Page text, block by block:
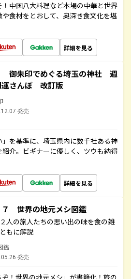
中国八大料理など本場の中華と世界
食材をとおして、奥深き食文化を堪
詳細を見る
御朱印でめぐる埼玉の神社 週
運さんぽ 改訂版
発売
」を基準に、埼玉県内に数千社ある神
介。ビギナーに優しく、ツウも納得
詳細を見る
７ 世界の地元メシ図鑑
人の旅人たちの思い出の味を食の雑
もに解説
鑑
発売
！世界の地元メシ」が書籍化！旅の